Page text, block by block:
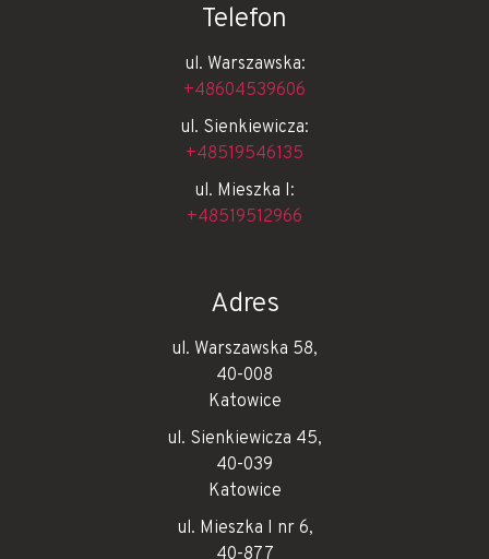
Telefon
ul. Warszawska:
+48604539606
ul. Sienkiewicza:
+48519546135
ul. Mieszka I:
+48519512966
Adres
ul. Warszawska 58,
40-008
Katowice
ul. Sienkiewicza 45,
40-039
Katowice
ul. Mieszka I nr 6,
40-877